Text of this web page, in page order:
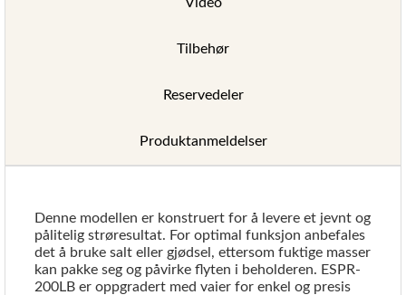
Tilbehør
Reservedeler
Produktanmeldelser
Denne modellen er konstruert for å levere et jevnt og
pålitelig strøresultat. For optimal funksjon anbefales
det å bruke salt eller gjødsel, ettersom fuktige masser
kan pakke seg og påvirke flyten i beholderen. ESPR-
200LB er oppgradert med vaier for enkel og presis